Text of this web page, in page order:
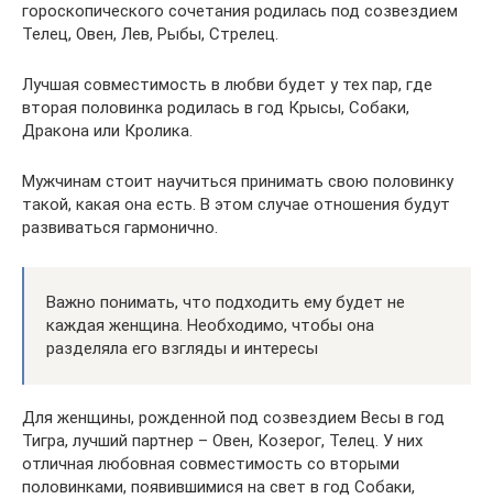
гороскопического сочетания родилась под созвездием
Телец, Овен, Лев, Рыбы, Стрелец.
Лучшая совместимость в любви будет у тех пар, где
вторая половинка родилась в год Крысы, Собаки,
Дракона или Кролика.
Мужчинам стоит научиться принимать свою половинку
такой, какая она есть. В этом случае отношения будут
развиваться гармонично.
Важно понимать, что подходить ему будет не
каждая женщина. Необходимо, чтобы она
разделяла его взгляды и интересы
Для женщины, рожденной под созвездием Весы в год
Тигра, лучший партнер – Овен, Козерог, Телец. У них
отличная любовная совместимость со вторыми
половинками, появившимися на свет в год Собаки,